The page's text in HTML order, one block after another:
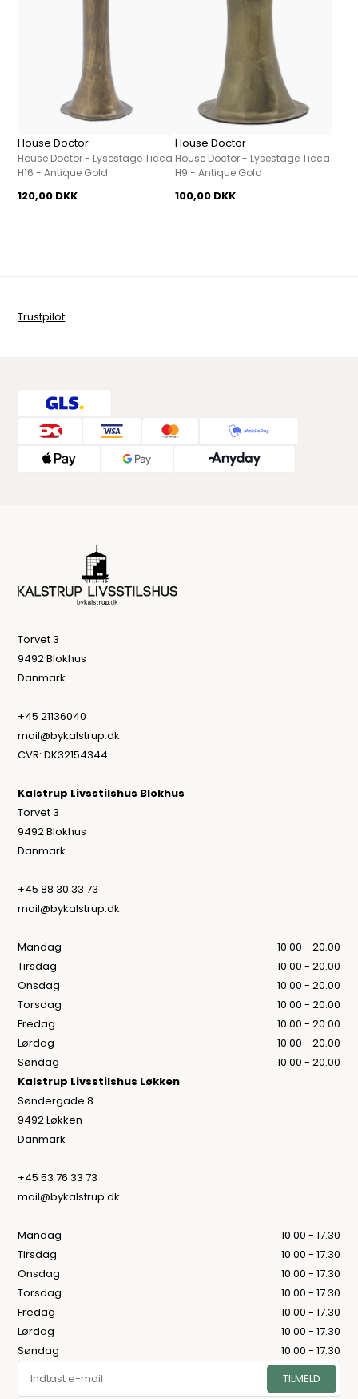
House Doctor
House Doctor - Lysestage Ticca
H16 - Antique Gold
120,00 DKK
House Doctor
House Doctor - Lysestage Ticca
H9 - Antique Gold
100,00 DKK
Trustpilot
Torvet 3
9492 Blokhus
Danmark
+45 21136040
mail@bykalstrup.dk
CVR: DK32154344
Kalstrup Livsstilshus Blokhus
Torvet 3
9492 Blokhus
Danmark
+45 88 30 33 73
mail@bykalstrup.dk
Mandag
10.00 - 20.00
Tirsdag
10.00 - 20.00
Onsdag
10.00 - 20.00
Torsdag
10.00 - 20.00
Fredag
10.00 - 20.00
Lørdag
10.00 - 20.00
Søndag
10.00 - 20.00
Kalstrup Livsstilshus Løkken
Søndergade 8
9492 Løkken
Danmark
+45 53 76 33 73
mail@bykalstrup.dk
Mandag
10.00 - 17.30
Tirsdag
10.00 - 17.30
Onsdag
10.00 - 17.30
Torsdag
10.00 - 17.30
Fredag
10.00 - 17.30
Lørdag
10.00 - 17.30
Søndag
10.00 - 17.30